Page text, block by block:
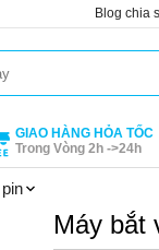
Blog chia
GIAO HÀNG HỎA TỐC
Trong Vòng 2h ->24h
Máy bắt